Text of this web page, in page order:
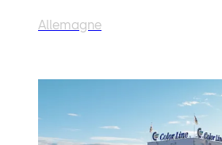
Allemagne